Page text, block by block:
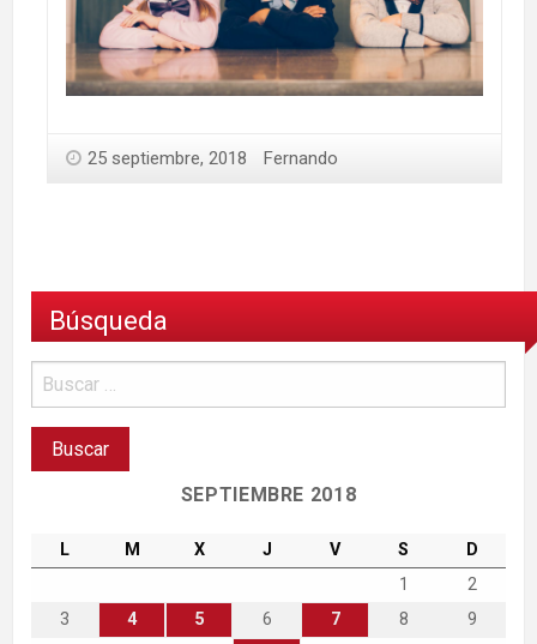
25 septiembre, 2018 Fernando
Búsqueda
SEPTIEMBRE 2018
L M X J V S
D
1
2
3
4 5 6 7 8
9